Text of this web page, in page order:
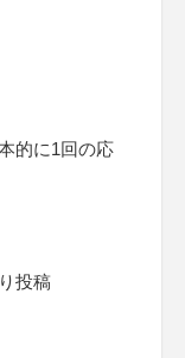
的に1回の応
投稿